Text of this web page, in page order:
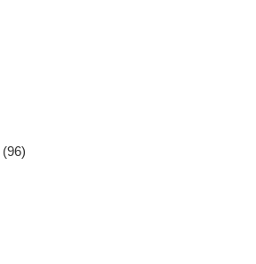
(96)